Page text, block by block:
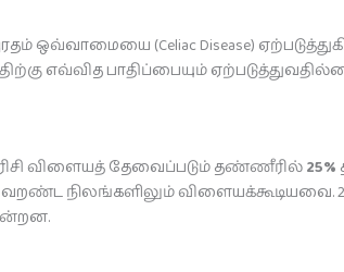
ஒவ்வாமையை (Celiac Disease)
எவ்வித பாதிப்பையும்
விளையத் தேவைப்படும் தண்ணீரில்25%
நிலங்களிலும் விளையக்கூடியவை.